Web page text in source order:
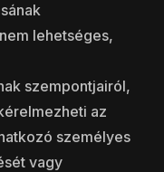
lehetséges,
szempontjairól,
az
személyes
vagy